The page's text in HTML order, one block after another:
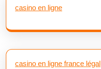
casino en ligne
casino en ligne france légal